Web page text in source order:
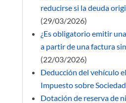
reducirse si la deuda
(29/03/2026)
¿Es obligatorio emitir
a partir de una factura
(22/03/2026)
Deducción del vehículo
Impuesto sobre
Dotación de reserva de